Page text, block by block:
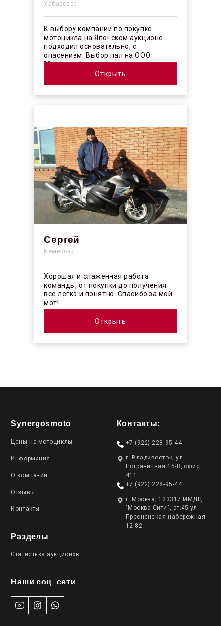
Хабаровск
К выбору компании по покупке
мотоцикла на Японском аукционе
подходил основательно, с
опасением. Выбор пал на ООО
"Синергос" после изучения отзывов в
Открыть
Сергей
Кемерово
Хорошая и слаженная работа
команды, от покупки до получения
все легко и понятно. Спасибо за мой
мот! ...
Открыть
Synergosmoto
Цены на мотоциклы
Информация
О компании
Отзывы
Контакты
Разделы
Статистика аукционов
Наши соц. сети
Контакты:
+7 (922) 228-95-44
г. Владивосток, ул.
Пограничная 15-В, офис
411
+7 (922) 228-95-44
г. Москва, 123317 ММДЦ
"Москва-Сити", эт.45 ул.
Пресненская набережная
12-82